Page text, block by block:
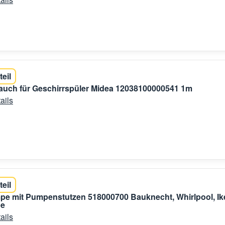
für Geschirrspüler Midea 12038100000541 1m
mit Pumpenstutzen 518000700 Bauknecht, Whirlpool,